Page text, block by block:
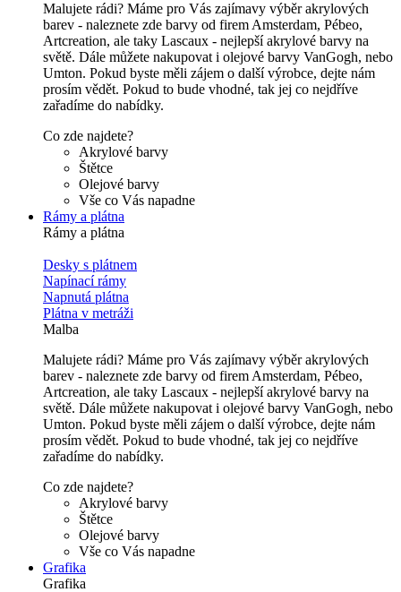
Malujete rádi? Máme pro Vás zajímavy výběr akrylových
barev - naleznete zde barvy od firem Amsterdam, Pébeo,
Artcreation, ale taky Lascaux - nejlepší akrylové barvy na
světě. Dále můžete nakupovat i olejové barvy VanGogh, nebo
Umton. Pokud byste měli zájem o další výrobce, dejte nám
prosím vědět. Pokud to bude vhodné, tak jej co nejdříve
zařadíme do nabídky.
Co zde najdete?
Akrylové barvy
Štětce
Olejové barvy
Vše co Vás napadne
Rámy a plátna
Rámy a plátna
Desky s plátnem
Napínací rámy
Napnutá plátna
Plátna v metráži
Malba
Malujete rádi? Máme pro Vás zajímavy výběr akrylových
barev - naleznete zde barvy od firem Amsterdam, Pébeo,
Artcreation, ale taky Lascaux - nejlepší akrylové barvy na
světě. Dále můžete nakupovat i olejové barvy VanGogh, nebo
Umton. Pokud byste měli zájem o další výrobce, dejte nám
prosím vědět. Pokud to bude vhodné, tak jej co nejdříve
zařadíme do nabídky.
Co zde najdete?
Akrylové barvy
Štětce
Olejové barvy
Vše co Vás napadne
Grafika
Grafika